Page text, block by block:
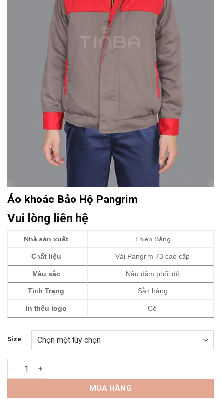
Áo khoác Bảo Hộ Pangrim
Vui lòng liên hệ
Nhà sản xuất Thiên Bằng
Chất liệu Vải Pangrim 73 cao cấp
Màu sắc Nâu đậm phối đỏ
Tình Trạng Sẵn hàng
In thêu logo Có
Size
Áo khoác Bảo Hộ Pangrim số lượng
MUA HÀNG